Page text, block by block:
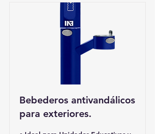
Bebederos antivandálicos
para exteriores.